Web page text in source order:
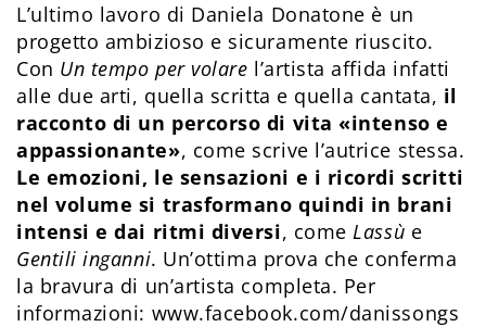
L’ultimo lavoro di Daniela Donatone è un
progetto ambizioso e sicuramente riuscito.
Con Un tempo per volare l’artista affida infatti
alle due arti, quella scritta e quella cantata, il
racconto di un percorso di vita «intenso e
appassionante», come scrive l’autrice stessa.
Le emozioni, le sensazioni e i ricordi scritti
nel volume si trasformano quindi in brani
intensi e dai ritmi diversi, comeLassù e
Gentili inganni. Un’ottima prova che conferma
la bravura di un’artista completa. Per
informazioni: www.facebook.com/danissongs